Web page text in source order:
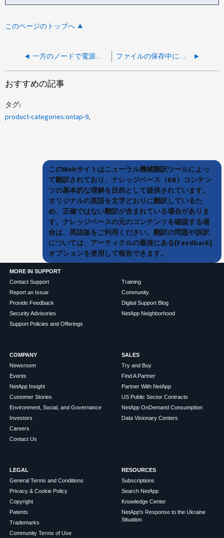
このページのトップへ
一方のノードで電源がオンになっていないノードを分離する ファイルの保存中に不明なファイル拡張子がランサムウェアからの保護を阻害
おすすめの記事
タグ
product-categories:ontap-9
このWebサイトはニューラル機械翻訳ツールによっ
て翻訳されており、ナレッジベース（KB）コンテン
ツの基本的な理解を目的として提供されています。
オリジナルの英語を文字どおりに翻訳しているた
め、正確ではない翻訳が含まれている場合がありま
す。ナレッジベースの元のコンテンツを確認する場
合は、英語版をご利用ください。翻訳の問題や誤訳
については、アーティクルの最後にある[Feedback]
オプションを使用して報告できます。
MORE IN SUPPORT
Contact Support
Report an Issue
Provide Feedback
Security Advisories
Support Policies and Offerings
Training
Community
Digital Support Blog
NetApp Neighborhood
COMPANY
Newsroom
Events
NetApp Insight
Customer Stories
Environment, Social, and Governance
Investors
Careers
Contact Us
SALES
Try and Buy
Find A Partner
Partner With NetApp
US Public Sector Contracts
NetApp OnDemand Consumption
Data Visionary Centers
LEGAL
General Terms and Conditions
Privacy & Cookie Policy
Copyright
Patents
Trademarks
Community Terms of Use
RESOURCES
Subscriptions
Search NetApp
Knowledge Center
NetApp's Response to the Ukraine
Situation